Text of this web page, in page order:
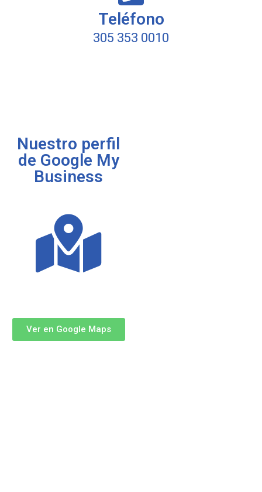
Teléfono
305 353 0010
Nuestro perfil
de Google My
Business
Ver en Google Maps